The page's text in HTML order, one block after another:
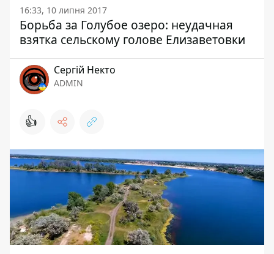
16:33, 10 липня 2017
Борьба за Голубое озеро: неудачная
взятка сельскому голове Елизаветовки
Сергій Некто
ADMIN
👍